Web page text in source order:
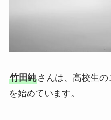
竹田純さんは、高校生
を始めています。